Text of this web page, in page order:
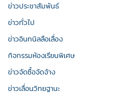
ข่าวประชาสัมพันธ์
ข่าวทั่วไป
ข่าวอินทนิลลือเลื่อง
กิจกรรมห้องเรียนพิเศษ
ข่าวจัดซื้อจัดจ้าง
ข่าวเลื่อนวิทยฐานะ